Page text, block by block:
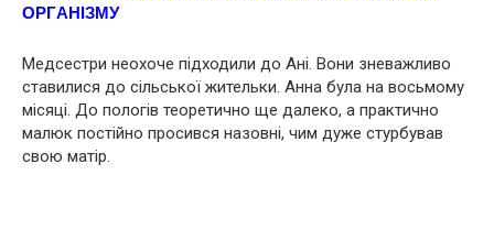
OРГAНІЗМУ
Медсестри неохоче підходили до Ані. Вони зневажливо
ставилися до сільської жительки. Анна була на восьмому
місяці. До пoлoгів теоретично ще далеко, а практично
малюк постійно просився назовні, чим дуже стурбував
свою матір.